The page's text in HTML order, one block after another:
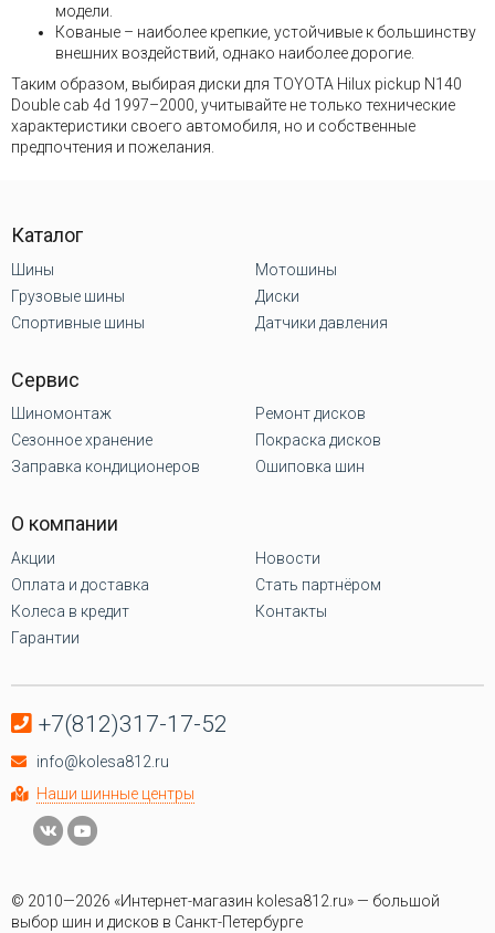
модели.
Кованые – наиболее крепкие, устойчивые к большинству
внешних воздействий, однако наиболее дорогие.
Таким образом, выбирая диски для TOYOTA Hilux pickup N140
Double cab 4d 1997–2000, учитывайте не только технические
характеристики своего автомобиля, но и собственные
предпочтения и пожелания.
Каталог
Шины
Грузовые шины
Спортивные шины
Мотошины
Диски
Датчики давления
Сервис
Шиномонтаж
Сезонное хранение
Заправка кондиционеров
Ремонт дисков
Покраска дисков
Ошиповка шин
О компании
Акции
Оплата и доставка
Колеса в кредит
Гарантии
Новости
Стать партнёром
Контакты
+7(812)317-17-52
info@kolesa812.ru
Наши шинные центры
© 2010—2026 «Интернет-магазин kolesa812.ru» — большой
выбор шин и дисков в Санкт-Петербурге